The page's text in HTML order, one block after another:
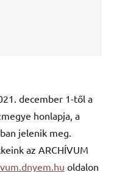
december 1-től a
honlapja, a
jelenik meg.
az ARCHÍVUM
oldalon